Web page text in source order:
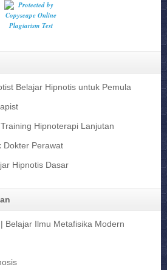
Belajar Hipnotis untuk Pemula
Hipnoterapi Lanjutan
Dokter Perawat
Hipnotis Dasar
Belajar Ilmu Metafisika Modern